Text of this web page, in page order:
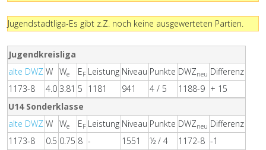
Jugendstadtliga-Es gibt z.Z. noch keine ausgewerteten Partien.
Jugendkreisliga
alte DWZ W We EF Leistung Niveau Punkte DWZneu Differenz
1173-8
4.0 3.81 5 1181 941 4 / 5 1188-9 + 15
U14 Sonderklasse
alte DWZ W We EF Leistung Niveau Punkte DWZneu Differenz
1173-8
0.5 0.75 8 - 1551 ½ / 4 1172-8 -1